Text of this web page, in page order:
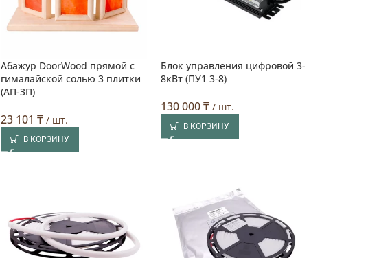
Абажур DoorWood прямой с
гималайской солью 3 плитки
(АП-3П)
23 101₸ / шт.
В КОРЗИНУ
Блок управления цифровой 3-
8кВт (ПУ1 3-8)
130 000₸/ шт.
В КОРЗИНУ